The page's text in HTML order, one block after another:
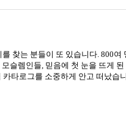
찾는 분들이 또 있습니다. 800여
슬렘인들, 믿음에 첫 눈을 뜨게
타로그를 소중하게 안고 떠났습